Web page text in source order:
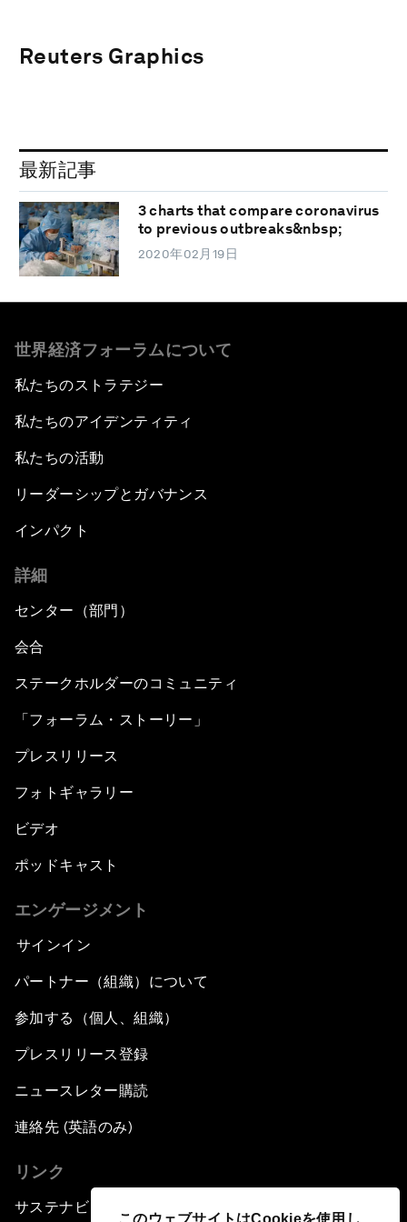
このウェブサイトはCookieを使用し
Reuters Graphics
最新記事
3 charts that compare coronavirus
to previous outbreaks&nbsp;
2020年02月19日
世界経済フォーラムについて
私たちのストラテジー
私たちのアイデンティティ
私たちの活動
リーダーシップとガバナンス
インパクト
詳細
センター（部門）
会合
ステークホルダーのコミュニティ
「フォーラム・ストーリー」
プレスリリース
フォトギャラリー
ビデオ
ポッドキャスト
エンゲージメント
サインイン
パートナー（組織）について
参加する（個人、組織）
プレスリリース登録
ニュースレター購読
連絡先 (英語のみ)
リンク
サステナビリティへの取り組み